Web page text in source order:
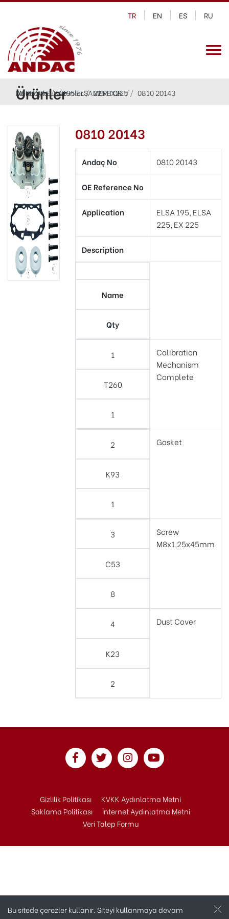
TR EN ES RU
Ürünler
Anasayfa Ürünler MERITOR
MERITOR ELSA195 ELSA225 EX225 0810 20143
0810 20143
Andaç No 0810 20143
OE Reference No
Application
ELSA 195, ELSA
225, EX 225
Description
Name
Qty
1
T260
1
Calibration
Mechanism
Complete
2
K93
1
Gasket
3
C53
8
Screw
M8x1,25x45mm
4
K23
2
Dust Cover
Gizlilik Politikası
KVKK Aydınlatma Metni
Saklama Politikası
İnternet Aydınlatma Metni
Veri Talep Formu
Bu sitede çerezler kullanır. Siteyi kullanmaya devam